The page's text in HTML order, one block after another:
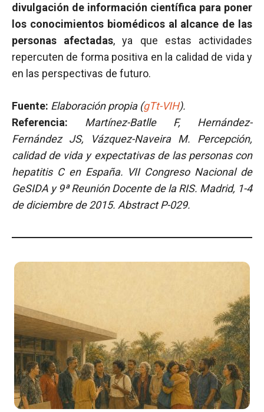
divulgación de información científica para poner
los conocimientos biomédicos al alcance de las
personas afectadas, ya que estas actividades
repercuten de forma positiva en la calidad de vida y
en las perspectivas de futuro.
Fuente: Elaboración propia (gTt-VIH).
Referencia:
Martínez-Batlle F, Hernández-
Fernández JS, Vázquez-Naveira M. Percepción,
calidad de vida y expectativas de las personas con
hepatitis C en España. VII Congreso Nacional de
GeSIDA y 9ª Reunión Docente de la RIS. Madrid, 1-4
de diciembre de 2015. Abstract P-029.